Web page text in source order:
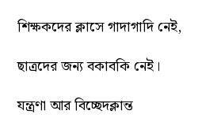
শিক্ষকদের ক্লাসে গাদাগাদি নেই,
ছাত্রদের জন্য বকাবকি নেই।
যন্ত্রণা আর বিচ্ছেদক্লান্ত